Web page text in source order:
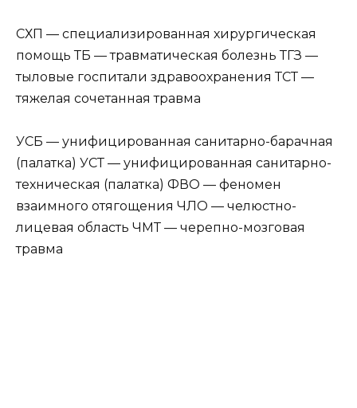
СХП — специализированная хирургическая
помощь ТБ — травматическая болезнь ТГЗ —
тыловые госпитали здравоохранения ТСТ —
тяжелая сочетанная травма
УСБ — унифицированная санитарно-барачная
(палатка) УСТ — унифицированная санитарно-
техническая (палатка) ФВО — феномен
взаимного отягощения ЧЛО — челюстно-
лицевая область ЧМТ — черепно-мозговая
травма